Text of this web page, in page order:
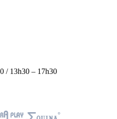
/ 13h30 – 17h30